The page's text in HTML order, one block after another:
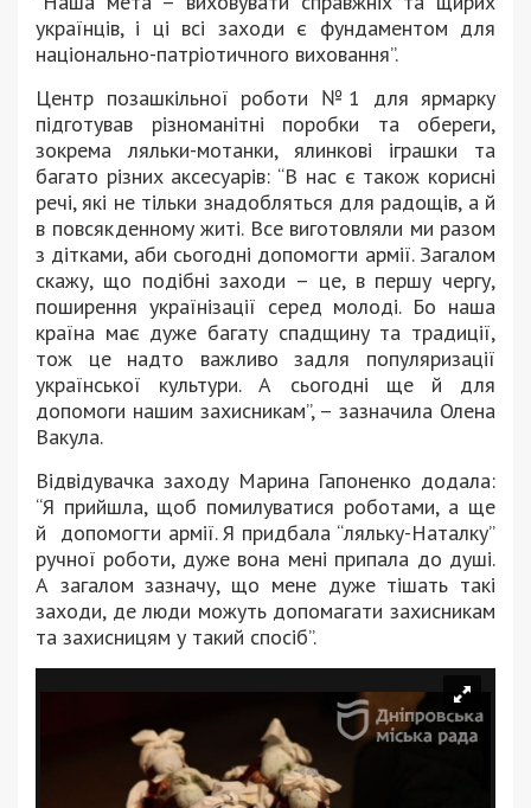
українців, і ці всі заходи є фундаментом для
національно-патріотичного виховання”.
Центр позашкільної роботи №1 для ярмарку
підготував різноманітні поробки та обереги,
зокрема ляльки-мотанки, ялинкові іграшки та
багато різних аксесуарів: “В нас є також корисні
речі, які не тільки знадобляться для радощів, а й
в повсякденному житі. Все виготовляли ми разом
з дітками, аби сьогодні допомогти армії. Загалом
скажу, що подібні заходи – це, в першу чергу,
поширення українізації серед молоді. Бо наша
країна має дуже багату спадщину та традиції,
тож це надто важливо задля популяризації
української культури. А сьогодні ще й для
допомоги нашим захисникам”, – зазначила Олена
Вакула.
Відвідувачка заходу Марина Гапоненко додала:
“Я прийшла, щоб помилуватися роботами, а ще
й допомогти армії. Я придбала “ляльку-Наталку”
ручної роботи, дуже вона мені припала до душі.
А загалом зазначу, що мене дуже тішать такі
заходи, де люди можуть допомагати захисникам
та захисницям у такий спосіб”.